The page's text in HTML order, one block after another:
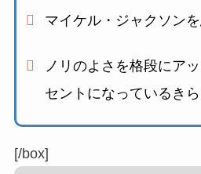
マイケル・ジャクソン
ノリのよさを格段にアッ
セントになっているき
[/box]